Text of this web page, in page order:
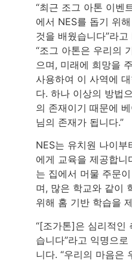
“최근 조그 아톤 이벤
에서 NES를 돕기 위
것을 배웠습니다”라
“조그 아톤은 우리의
으며, 미래에 희망을
사용하여 이 사역에
다. 하나 이상의 방법
의 존재이기 때문에
님의 존재가 됩니다.”
NES는 유치원 나이
에게 교육을 제공합
는 집에서 머물 주문
며, 많은 학교와 같이
위해 홈 기반 학습을
“[조가톤]은 심리적인
습니다”라고 익명으
니다. “우리의 마음은